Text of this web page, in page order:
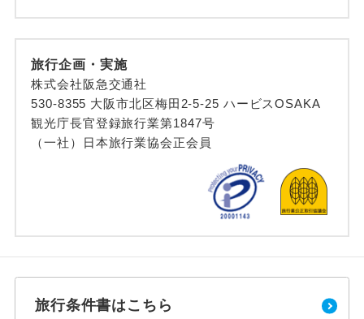
旅行企画・実施
株式会社阪急交通社
530-8355 大阪市北区梅田2-5-25 ハービスOSAKA
観光庁長官登録旅行業第1847号
（一社）日本旅行業協会正会員
旅行条件書はこちら